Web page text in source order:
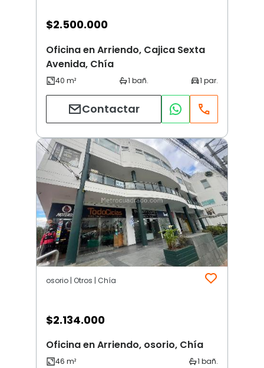
$2.500.000
Oficina en Arriendo, Cajica Sexta
Avenida, Chía
Contactar
osorio | Otros | Chía
$2.134.000
Oficina en Arriendo, osorio, Chía